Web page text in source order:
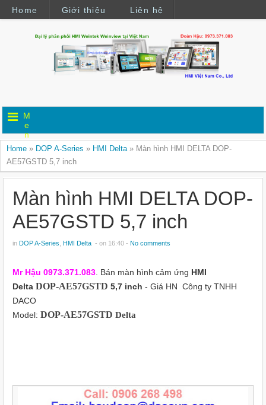
Home Giới thiệu Liên hệ
M
e
n
Home » DOP A-Series » HMI Delta» Màn hình HMI DELTA DOP-
AE57GSTD 5,7 inch
Màn hình HMI DELTA DOP-
AE57GSTD 5,7 inch
in DOP A-Series HMI Delta - on 16:40 - No comments
Mr Hậu 0973.371.083 Bán màn hình cảm ứng HMI
Delta DOP-AE57GSTD 5,7 inch - Giá HN Công ty TNHH
DACO
Model: DOP-AE57GSTD Delta